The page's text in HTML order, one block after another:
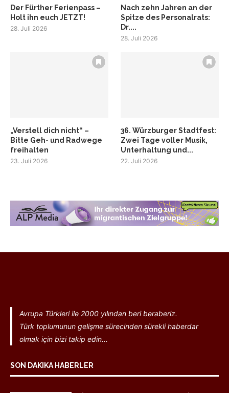
Der Fürther Ferienpass –
Holt ihn euch JETZT!
28. Juli 2026
Nach zehn Jahren an der
Spitze des Personalrats:
Dr....
28. Juli 2026
„Verstell dich nicht“ –
Bitte Geh- und Radwege
freihalten
23. Juli 2026
36. Würzburger Stadtfest:
Zwei Tage voller Musik,
Unterhaltung und...
22. Juli 2026
Avrupa Türkleri ile 2000 yılından beri beraberiz.
Türk toplumunun gelişme sürecinden sürekli haberdar
olmak için bizi takip edin...
SON DAKIKA HABERLER